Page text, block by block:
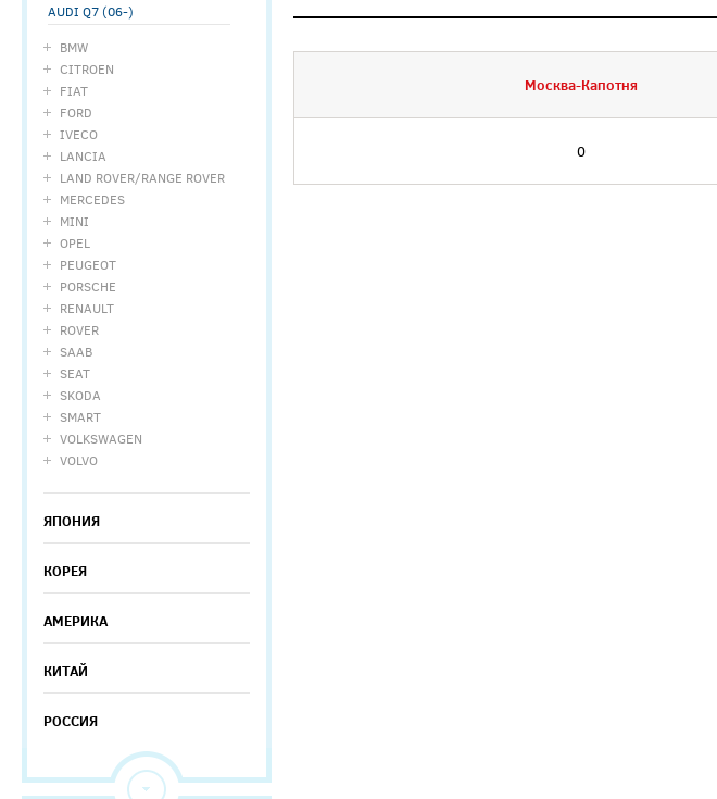
AUDI Q7 (06-)
BMW
CITROEN
FIAT
FORD
IVECO
LANCIA
LAND ROVER/RANGE ROVER
MERCEDES
MINI
OPEL
PEUGEOT
PORSCHE
RENAULT
ROVER
SAAB
SEAT
SKODA
SMART
VOLKSWAGEN
VOLVO
ЯПОНИЯ
КОРЕЯ
АМЕРИКА
КИТАЙ
РОССИЯ
Москва-Капотня
0